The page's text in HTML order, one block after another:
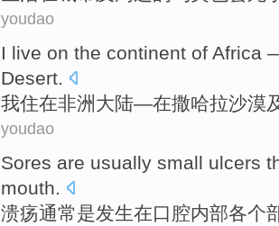
youdao
I live on the continent of Africa
Desert.
我住在非洲 大陆—在撒哈拉沙漠
youdao
Sores are usually small ulcers
mouth.
溃疡通常是发生在口腔内部各个